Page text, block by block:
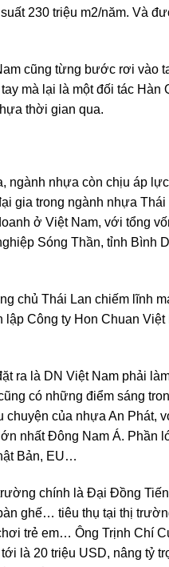
230 triệu m2/năm. Và
cũng từng bước rơi vào
mà lại là một đối tác Hàn
thời gian qua.
ngành nhựa còn chịu áp
gia trong ngành nhựa
ở Việt Nam, với tổng
Sóng Thần, tỉnh Bình
chủ Thái Lan chiếm lĩnh
Công ty Hon Chuan
ra là DN Việt Nam phải
có những điểm sáng
của nhựa An Phát,
nhất Đông Nam Á. Phần
Bản, EU…
chính là Đại Đồng
ghế… tiêu thụ tại thị
trẻ em… Ông Trịnh Chí
là 20 triệu USD, nâng tỷ